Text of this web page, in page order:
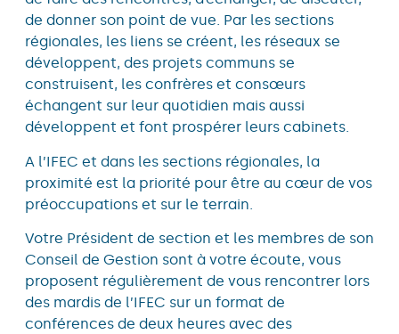
de donner son point de vue. Par les sections
régionales, les liens se créent, les réseaux se
développent, des projets communs se
construisent, les confrères et consœurs
échangent sur leur quotidien mais aussi
développent et font prospérer leurs cabinets.
A l’IFEC et dans les sections régionales, la
proximité est la priorité pour être au cœur de vos
préoccupations et sur le terrain.
Votre Président de section et les membres de son
Conseil de Gestion sont à votre écoute, vous
proposent régulièrement de vous rencontrer lors
des mardis de l’IFEC sur un format de
conférences de deux heures avec des